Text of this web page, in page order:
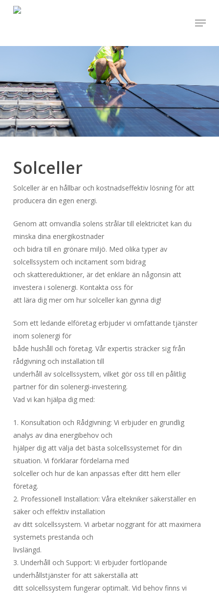
content
Menu
Solceller
Solceller är en hållbar och kostnadseffektiv lösning för att
producera din egen energi.
Genom att omvandla solens strålar till elektricitet kan du
minska dina energikostnader
och bidra till en grönare miljö. Med olika typer av
solcellssystem och incitament som bidrag
och skattereduktioner, är det enklare än någonsin att
investera i solenergi. Kontakta oss för
att lära dig mer om hur solceller kan gynna dig!
Som ett ledande elföretag erbjuder vi omfattande tjänster
inom solenergi för
både hushåll och företag. Vår expertis sträcker sig från
rådgivning och installation till
underhåll av solcellssystem, vilket gör oss till en pålitlig
partner för din solenergi-investering.
Vad vi kan hjälpa dig med:
1. Konsultation och Rådgivning: Vi erbjuder en grundlig
analys av dina energibehov och
hjälper dig att välja det bästa solcellssystemet för din
situation. Vi förklarar fördelarna med
solceller och hur de kan anpassas efter ditt hem eller
företag.
2. Professionell Installation: Våra eltekniker säkerställer en
säker och effektiv installation
av ditt solcellssystem. Vi arbetar noggrant för att maximera
systemets prestanda och
livslängd.
3. Underhåll och Support: Vi erbjuder fortlöpande
underhållstjänster för att säkerställa att
ditt solcellssystem fungerar optimalt. Vid behov finns vi